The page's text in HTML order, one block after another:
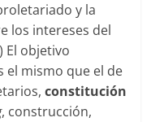
y la
los intereses del
El objetivo
el mismo que el de
constitución
, construcción,